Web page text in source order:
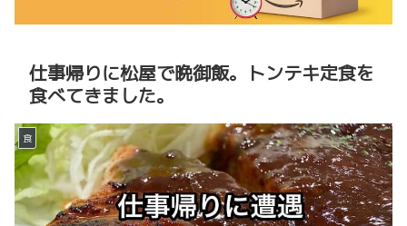
仕事帰りに松屋で晩御飯。トンテキ定食を
食べてきました。
食